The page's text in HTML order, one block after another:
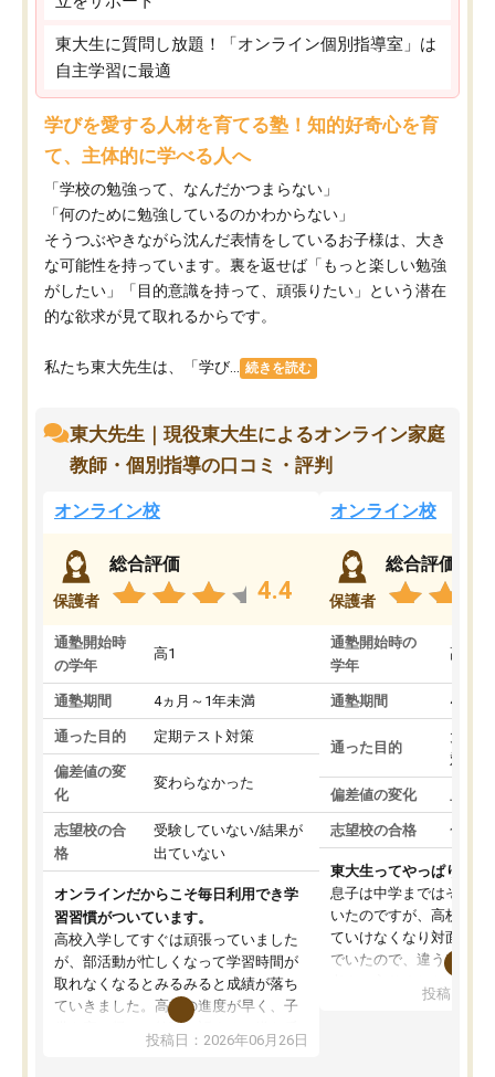
東大生に質問し放題！「オンライン個別指導室」は
自主学習に最適
学びを愛する人材を育てる塾！知的好奇心を育
て、主体的に学べる人へ
「学校の勉強って、なんだかつまらない」
「何のために勉強しているのかわからない」
そうつぶやきながら沈んだ表情をしているお子様は、大き
な可能性を持っています。裏を返せば「もっと楽しい勉強
がしたい」「目的意識を持って、頑張りたい」という潜在
的な欲求が見て取れるからです。
私たち東大先生は、「学び... 続きを読む
東大先生｜現役東大生によるオンライン家庭
教師・個別指導の口コミ・評判
オンライン校
保護者
総合評価
4.4
通塾開始時
の学年
高1
通塾期間 4ヵ月～1年未満
通った目的 定期テスト対策
偏差値の変
化
変わらなかった
志望校の合
格
受験していない/結果が
出ていない
オンラインだからこそ毎日利用でき学
習習慣がついています。
高校入学してすぐは頑張っていました
が、部活動が忙しくなって学習時間が
取れなくなるとみるみると成績が落ち
ていきました。高校の進度が早く、子
供も家に帰って勉強の話すると嫌な反
応を示します。東大先生にお願いして
投稿日：2026年06月26日
オンライン校
保護者
総合評価
通塾開始時の
学年
高3
通塾期間 4ヵ月
通った目的
大学
対策
偏差値の変化 上が
志望校の合格 合格
東大生ってやっぱりすご
息子は中学まではそこそ
いたのですが、高校に入
ていけなくなり対面の塾
でいたので、違うアプロ
で、当初は模試でD判定
投稿日：